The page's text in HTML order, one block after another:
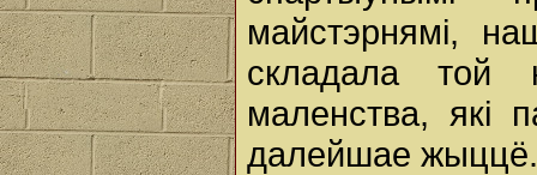
майстэрнямі,
складала той
маленства, які
далейшае жыццё.